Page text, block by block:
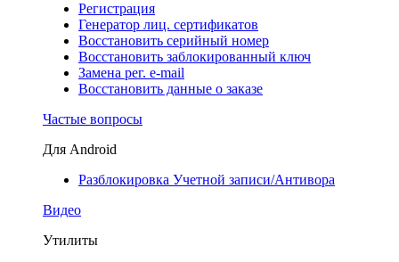
Регистрация
Генератор лиц. сертификатов
Восстановить серийный номер
Восстановить заблокированный ключ
Замена рег. e-mail
Восстановить данные о заказе
Частые вопросы
Для Android
Разблокировка Учетной записи/Антивора
Видео
Утилиты